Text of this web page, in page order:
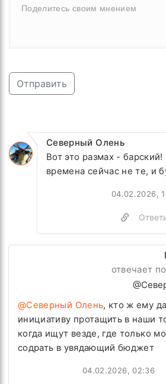
Отправить
Северный Олень
Вот это размах -
времена сейчас не те, и
04.02.2026,
отвечает
@Северный Олень, кто ж ему
инициативу протащить в наши
когда ищут везде, где только
содрать в увядающий бюджет
04.02.2026, 02:36